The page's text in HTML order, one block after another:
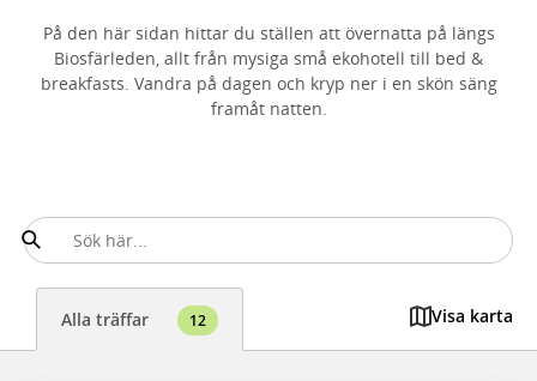
På den här sidan hittar du ställen att övernatta på längs
Biosfärleden, allt från mysiga små ekohotell till bed &
breakfasts. Vandra på dagen och kryp ner i en skön säng
framåt natten.
Alla träffar 12 Visa karta